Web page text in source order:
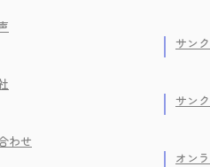
わせ
サン
サン
オン